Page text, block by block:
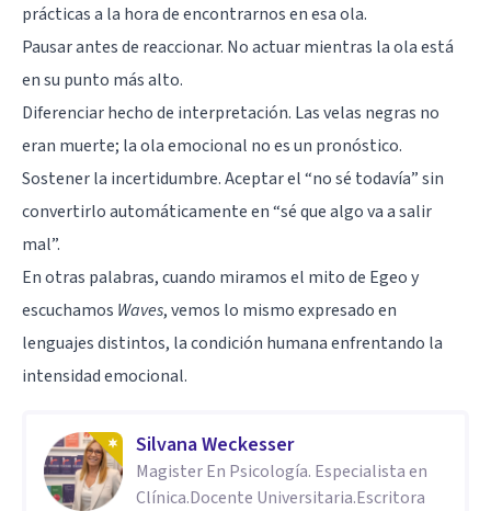
prácticas a la hora de encontrarnos en esa ola.
Pausar antes de reaccionar. No actuar mientras la ola está
en su punto más alto.
Diferenciar hecho de interpretación. Las velas negras no
eran muerte; la ola emocional no es un pronóstico.
Sostener la incertidumbre. Aceptar el “no sé todavía” sin
convertirlo automáticamente en “sé que algo va a salir
mal”.
En otras palabras, cuando miramos el mito de Egeo y
escuchamos Waves, vemos lo mismo expresado en
lenguajes distintos, la condición humana enfrentando la
intensidad emocional.
Silvana Weckesser
Magister En Psicología. Especialista en
Clínica.Docente Universitaria.Escritora